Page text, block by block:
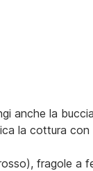
anche la
la cottura
fragole a